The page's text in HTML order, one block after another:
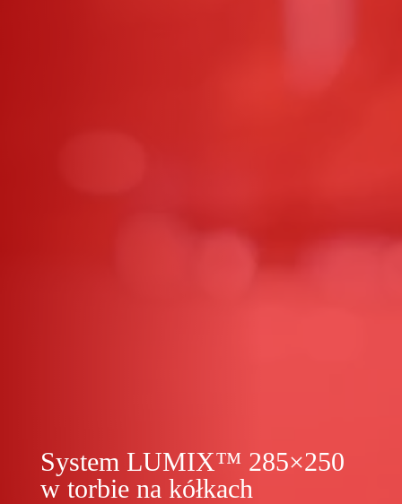
System LUMIX™ 285×250
w torbie na kółkach